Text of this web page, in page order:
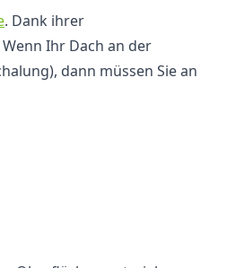
. Dank ihrer
Ihr Dach an der
dann müssen Sie an